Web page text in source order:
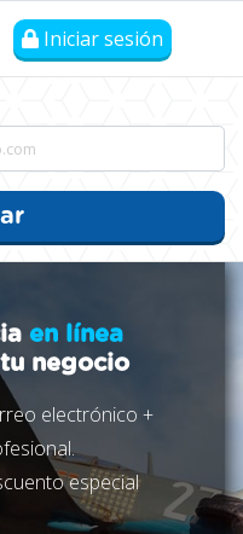
Iniciar sesión
en línea
negocio
electrónico +
especial